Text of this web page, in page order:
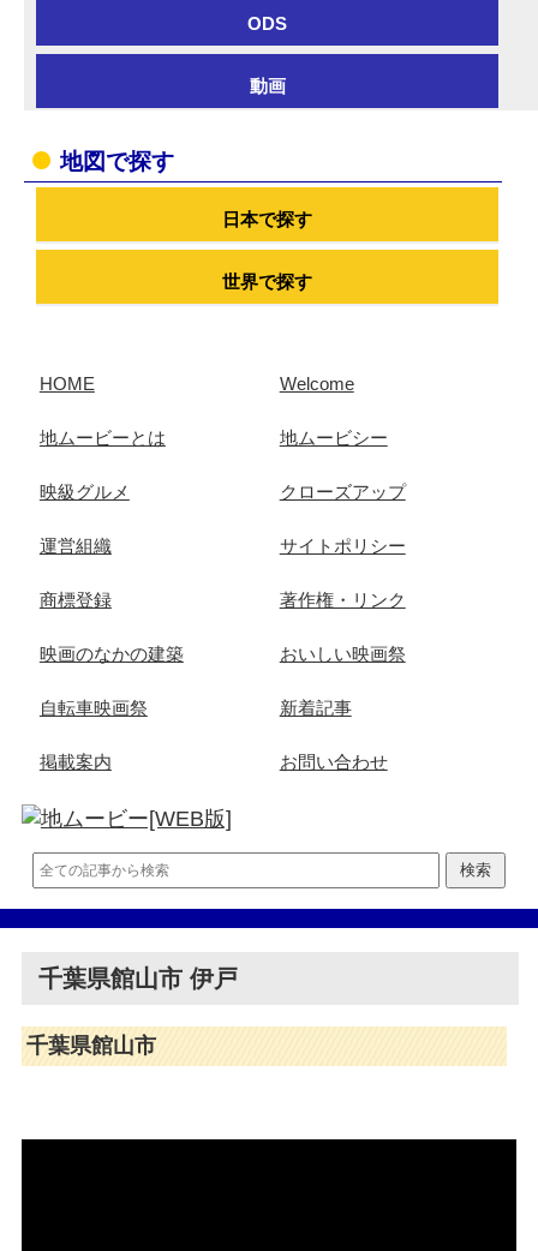
ODS
動画
地図で探す
日本で探す
世界で探す
HOME Welcome
地ムービーとは 地ムービシー
映級グルメ クローズアップ
運営組織 サイトポリシー
商標登録 著作権・リンク
映画のなかの建築 おいしい映画祭
自転車映画祭 新着記事
掲載案内 お問い合わせ
千葉県館山市 伊戸
千葉県館山市